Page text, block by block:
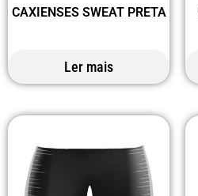
CAXIENSES SWEAT PRETA
Ler mais